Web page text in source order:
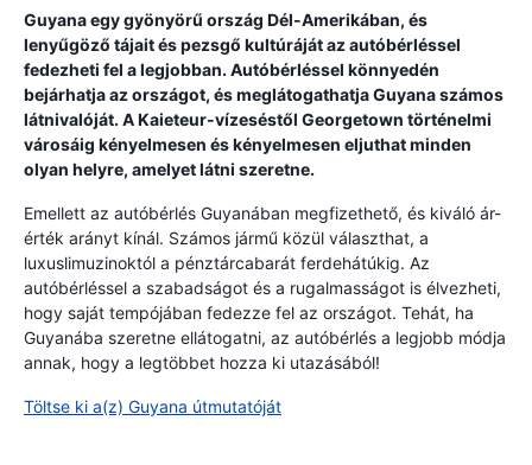
Guyana egy gyönyörű ország Dél-Amerikában, és
lenyűgöző tájait és pezsgő kultúráját az autóbérléssel
fedezheti fel a legjobban. Autóbérléssel könnyedén
bejárhatja az országot, és meglátogathatja Guyana számos
látnivalóját. A Kaieteur-vízeséstől Georgetown történelmi
városáig kényelmesen és kényelmesen eljuthat minden
olyan helyre, amelyet látni szeretne.
Emellett az autóbérlés Guyanában megfizethető, és kiváló ár-
érték arányt kínál. Számos jármű közül választhat, a
luxuslimuzinoktól a pénztárcabarát ferdehátúkig. Az
autóbérléssel a szabadságot és a rugalmasságot is élvezheti,
hogy saját tempójában fedezze fel az országot. Tehát, ha
Guyanába szeretne ellátogatni, az autóbérlés a legjobb módja
annak, hogy a legtöbbet hozza ki utazásából!
Töltse ki a(z) Guyana útmutatóját